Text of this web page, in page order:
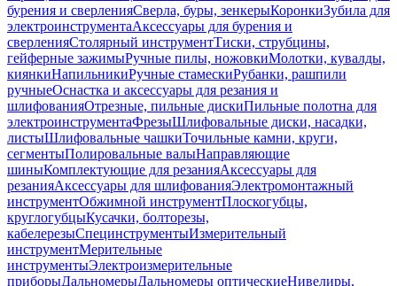
бурения и сверленияСверла, буры, зенкерыКоронкиЗубила для
электроинструментаАксессуары для бурения и
сверленияСтолярный инструментТиски, струбцины,
гейферные зажимыРучные пилы, ножовкиМолотки, кувалды,
киянкиНапильникиРучные стамескиРубанки, рашпили
ручныеОснастка и аксессуары для резания и
шлифованияОтрезные, пильные дискиПильные полотна для
электроинструментаФрезыШлифовальные диски, насадки,
листыШлифовальные чашкиТочильные камни, круги,
сегментыПолировальные валыНаправляющие
шиныКомплектующие для резанияАксессуары для
резанияАксессуары для шлифованияЭлектромонтажный
инструментОбжимной инструментПлоскогубцы,
круглогубцыКусачки, болторезы,
кабелерезыСпецинструментыИзмерительный
инструментМерительные
инструментыЭлектроизмерительные
приборыДальномерыДальномеры оптическиеНивелиры,